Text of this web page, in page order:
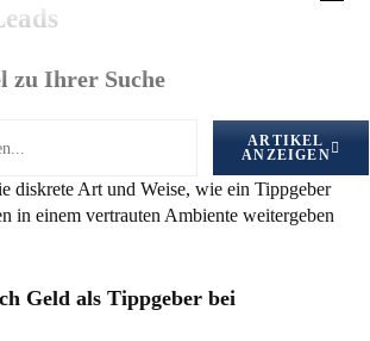
zu Ihrer Suche
ARTIKEL
ANZEIGEN
Geld als Tippgeber bei